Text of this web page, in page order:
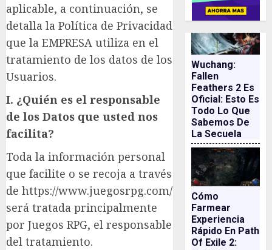
aplicable, a continuación, se
detalla la Política de Privacidad
que la EMPRESA utiliza en el
tratamiento de los datos de los
Usuarios.
I. ¿Quién es el responsable
de los Datos que usted nos
facilita?
Toda la información personal
que facilite o se recoja a través
de https://www.juegosrpg.com/
será tratada principalmente
por Juegos RPG, el responsable
del tratamiento.
Wuchang:
Fallen
Feathers 2 Es
Oficial: Esto Es
Todo Lo Que
Sabemos De
La Secuela
Cómo
Farmear
Experiencia
Rápido En Path
Of Exile 2: